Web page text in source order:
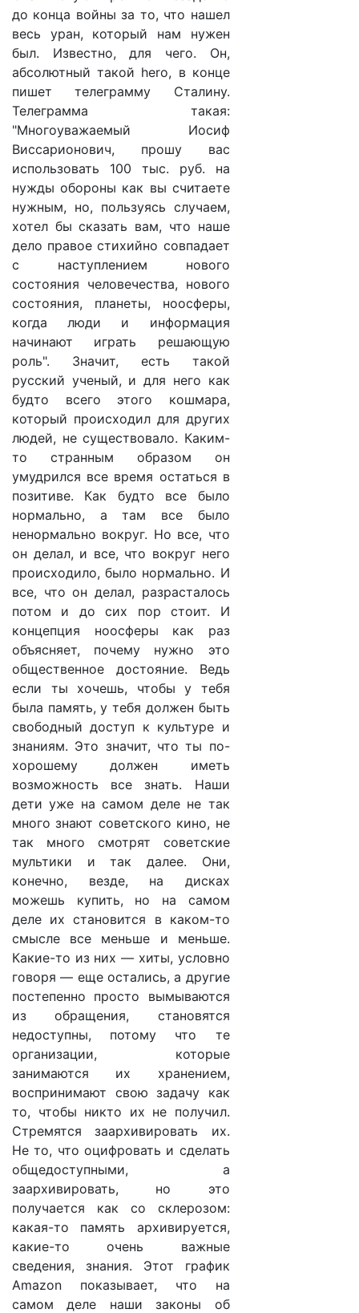
до конца войны за то, что нашел
весь уран, который нам нужен
был. Известно, для чего. Он,
абсолютный такой hero, в конце
пишет телеграмму Сталину.
Телеграмма такая:
"Многоуважаемый Иосиф
Виссарионович, прошу вас
использовать 100 тыс. руб. на
нужды обороны как вы считаете
нужным, но, пользуясь случаем,
хотел бы сказать вам, что наше
дело правое стихийно совпадает
с наступлением нового
состояния человечества, нового
состояния, планеты, ноосферы,
когда люди и информация
начинают играть решающую
роль". Значит, есть такой
русский ученый, и для него как
будто всего этого кошмара,
который происходил для других
людей, не существовало. Каким-
то странным образом он
умудрился все время остаться в
позитиве. Как будто все было
нормально, а там все было
ненормально вокруг. Но все, что
он делал, и все, что вокруг него
происходило, было нормально. И
все, что он делал, разрасталось
потом и до сих пор стоит. И
концепция ноосферы как раз
объясняет, почему нужно это
общественное достояние. Ведь
если ты хочешь, чтобы у тебя
была память, у тебя должен быть
свободный доступ к культуре и
знаниям. Это значит, что ты по-
хорошему должен иметь
возможность все знать. Наши
дети уже на самом деле не так
много знают советского кино, не
так много смотрят советские
мультики и так далее. Они,
конечно, везде, на дисках
можешь купить, но на самом
деле их становится в каком-то
смысле все меньше и меньше.
Какие-то из них — хиты, условно
говоря — еще остались, а другие
постепенно просто вымываются
из обращения, становятся
недоступны, потому что те
организации, которые
занимаются их хранением,
воспринимают свою задачу как
то, чтобы никто их не получил.
Стремятся заархивировать их.
Не то, что оцифровать и сделать
общедоступными, а
заархивировать, но это
получается как со склерозом:
какая-то память архивируется,
какие-то очень важные
сведения, знания. Этот график
Amazon показывает, что на
самом деле наши законы об